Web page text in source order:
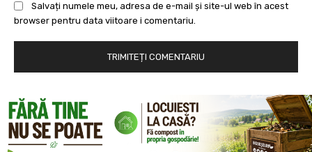
Salvați numele meu, adresa de e-mail și site-ul web în acest
browser pentru data viitoare i comentariu.